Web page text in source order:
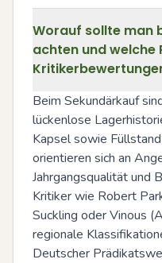
Worauf sollte man
achten und welche
Beim Sekundärkauf
lückenlose
Kapsel sowie
orientieren sich an
Jahrgangsqualität und
Kritiker wie Robert
Suckling oder Vinous
regionale
Deutscher